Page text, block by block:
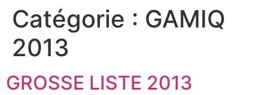
Catégorie : GAMIQ
2013
GROSSE LISTE 2013